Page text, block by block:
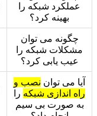
عملکرد شبکه را
بهینه کرد؟
چگونه می توان
مشکلات شبکه را
عیب یابی کرد؟
آیا می توان نصب و
راه اندازی شبکه را
به صورت بی سیم